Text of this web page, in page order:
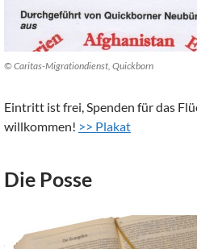
© Caritas-Migrationdienst, Quickborn
Eintritt ist frei, Spenden für das
willkommen! >> Plakat
Die Posse